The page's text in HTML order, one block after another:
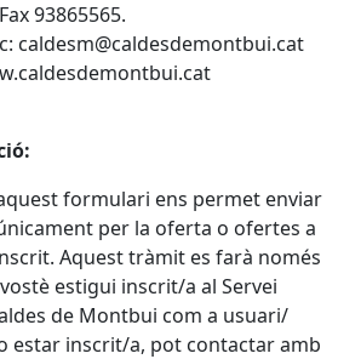
93865565.
caldesm@caldesdemontbui.cat
formulari ens permet enviar
per la oferta o ofertes a
Aquest tràmit es farà només
estigui inscrit/a al Servei
de Montbui com a usuari/
estar inscrit/a, pot contactar amb